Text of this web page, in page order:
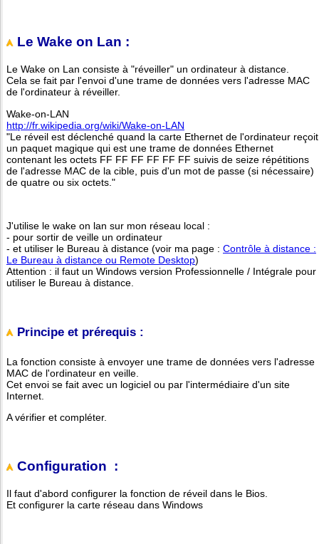
Le Wake on Lan :
Le Wake on Lan consiste à "réveiller" un ordinateur à distance.
Cela se fait par l'envoi d'une trame de données vers l'adresse MAC
de l'ordinateur à réveiller.
Wake-on-LAN
http://fr.wikipedia.org/wiki/Wake-on-LAN
"Le réveil est déclenché quand la carte Ethernet de l'ordinateur reçoit
un paquet magique qui est une trame de données Ethernet
contenant les octets FF FF FF FF FF FF suivis de seize répétitions
de l'adresse MAC de la cible, puis d'un mot de passe (si nécessaire)
de quatre ou six octets."
J'utilise le wake on lan sur mon réseau local :
- pour sortir de veille un ordinateur
- et utiliser le Bureau à distance (voir ma page : Contrôle à distance :
Le Bureau à distance ou Remote Desktop)
Attention : il faut un Windows version Professionnelle / Intégrale pour
utiliser le Bureau à distance.
Principe et prérequis :
La fonction consiste à envoyer une trame de données vers l'adresse
MAC de l'ordinateur en veille.
Cet envoi se fait avec un logiciel ou par l'intermédiaire d'un site
Internet.
A vérifier et compléter.
Configuration :
Il faut d'abord configurer la fonction de réveil dans le Bios.
Et configurer la carte réseau dans Windows